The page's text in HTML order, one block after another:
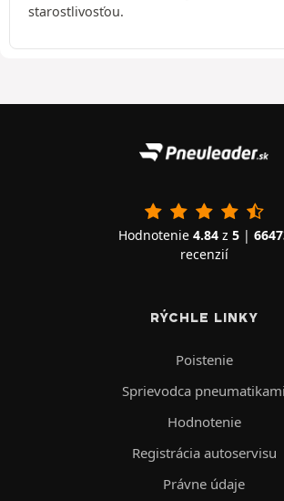
starostlivosťou.
Hodnotenie 4.84z 5|
recenzií
RÝCHLE LINKY
Poistenie
Sprievodca pneumatikami
Hodnotenie
Registrácia autoservisu
Právne údaje